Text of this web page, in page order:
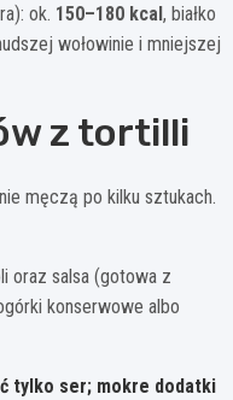
ok. 150–180 kcal, białko
wołowinie i mniejszej
z tortilli
męczą po kilku sztukach.
oraz salsa (gotowa z
konserwowe albo
tylko ser; mokre dodatki